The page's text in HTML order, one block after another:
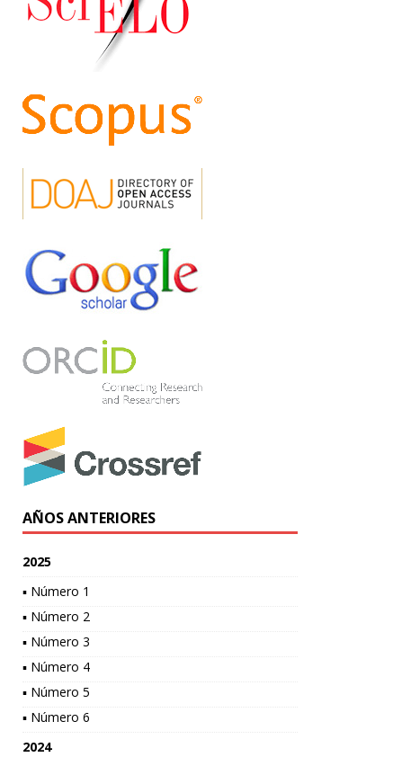
AÑOS ANTERIORES
2025
▪ Número 1
▪ Número 2
▪ Número 3
▪ Número 4
▪ Número 5
▪ Número 6
2024